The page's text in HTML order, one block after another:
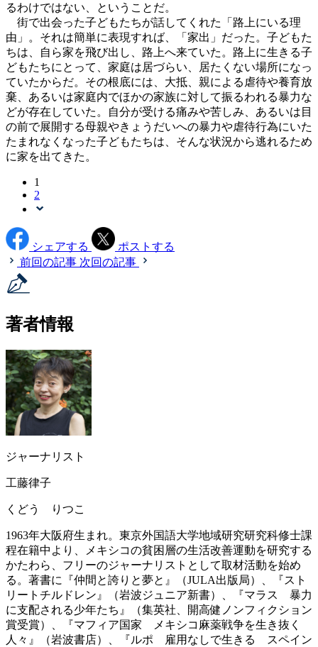
るわけではない、ということだ。
街で出会った子どもたちが話してくれた「路上にいる理
由」。それは簡単に表現すれば、「家出」だった。子どもた
ちは、自ら家を飛び出し、路上へ来ていた。路上に生きる子
どもたちにとって、家庭は居づらい、居たくない場所になっ
ていたからだ。その根底には、大抵、親による虐待や養育放
棄、あるいは家庭内でほかの家族に対して振るわれる暴力な
どが存在していた。自分が受ける痛みや苦しみ、あるいは目
の前で展開する母親やきょうだいへの暴力や虐待行為にいた
たまれなくなった子どもたちは、そんな状況から逃れるため
に家を出てきた。
1
2
シェアする
ポストする
前回の記事 次回の記事
著者情報
ジャーナリスト
工藤律子
くどう りつこ
1963年大阪府生まれ。東京外国語大学地域研究研究科修士課
程在籍中より、メキシコの貧困層の生活改善運動を研究する
かたわら、フリーのジャーナリストとして取材活動を始め
る。著書に『仲間と誇りと夢と』（JULA出版局）、『スト
リートチルドレン』（岩波ジュニア新書）、『マラス 暴力
に支配される少年たち』（集英社、開高健ノンフィクション
賞受賞）、『マフィア国家 メキシコ麻薬戦争を生き抜く
人々』（岩波書店）、『ルポ 雇用なしで生きる スペイン